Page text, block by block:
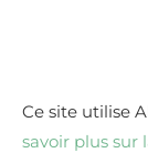
Ce site utilise
savoir plus sur